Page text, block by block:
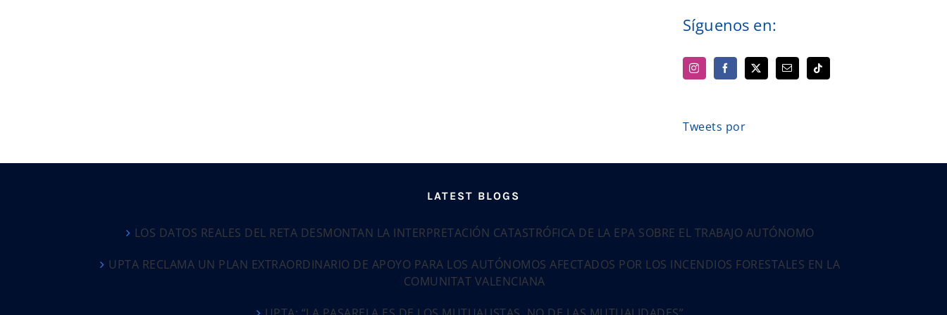
Síguenos en:
Tweets por
LATEST BLOGS
LOS DATOS REALES DEL RETA DESMONTAN LA INTERPRETACIÓN CATASTRÓFICA DE LA EPA SOBRE EL TRABAJO AUTÓNOMO
UPTA RECLAMA UN PLAN EXTRAORDINARIO DE APOYO PARA LOS AUTÓNOMOS AFECTADOS POR LOS INCENDIOS FORESTALES EN LA
COMUNITAT VALENCIANA